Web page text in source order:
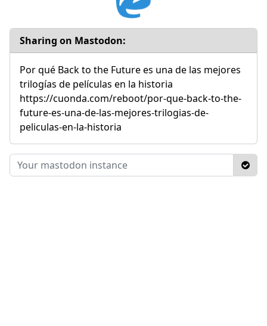
Sharing on Mastodon:
Por qué Back to the Future es una de las mejores
trilogías de películas en la historia
https://cuonda.com/reboot/por-que-back-to-the-
future-es-una-de-las-mejores-trilogias-de-
peliculas-en-la-historia